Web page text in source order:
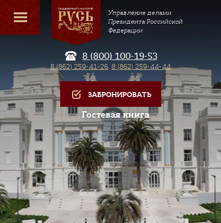
Управление делами
Президента Российской
Федерации
8 (800) 100-19-53
8 (862) 259-41-26, 8 (862) 259-44-44
ЗАБРОНИРОВАТЬ
Гостевая книга